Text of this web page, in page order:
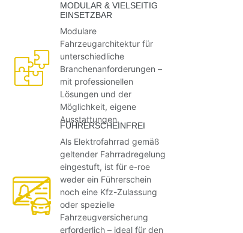
MODULAR & VIELSEITIG
EINSETZBAR
Modulare
Fahrzeugarchitektur für
unterschiedliche
Branchenanforderungen –
mit professionellen
Lösungen und der
Möglichkeit, eigene
Ausstattungen.
FÜHRERSCHEINFREI
Als Elektrofahrrad gemäß
geltender Fahrradregelung
eingestuft, ist für e-roe
weder ein Führerschein
noch eine Kfz-Zulassung
oder spezielle
Fahrzeugversicherung
erforderlich – ideal für den